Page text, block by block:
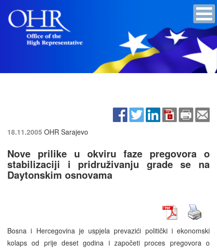
18.11.2005 OHR Sarajevo
Nove prilike u okviru faze pregovora o
stabilizaciji i pridruživanju grade se na
Daytonskim osnovama
Bosna i Hercegovina je uspjela prevazići politički i ekonomski
kolaps od prije deset godina i započeti proces pregovora o